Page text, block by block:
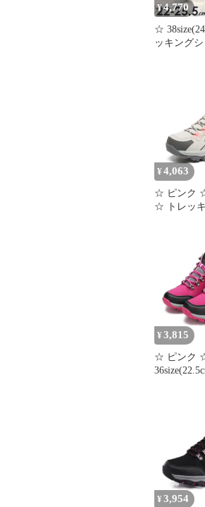
¥4,770
☆
ッキングシ
山靴 ハイ
ドア 登山
ューズ ト
動靴 キャ
ル オシャ
¥ 4,063
☆ ピンク
☆ トレッキ
レディー
ューズ 登
ーカー ひ
ィースシ
くつ 靴 ト
イキング
¥ 3,815
☆ ピンク
ニーカー
靴 ハイキ
ア 登山 ハ
ーズ トレ
靴 キャン
オシャレ
¥ 3,954